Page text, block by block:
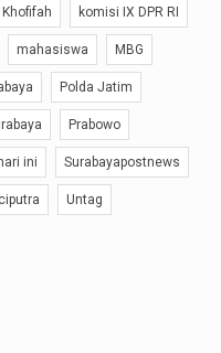
Khofifah komisi IX DPR RI
mahasiswa MBG
Polda Jatim
Prabowo
ini Surabayapostnews
Untag